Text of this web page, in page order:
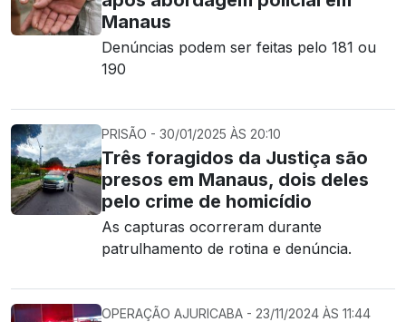
Manaus
Denúncias podem ser feitas pelo 181 ou
190
PRISÃO - 30/01/2025 ÀS 20:10
Três foragidos da Justiça são
presos em Manaus, dois deles
pelo crime de homicídio
As capturas ocorreram durante
patrulhamento de rotina e denúncia.
OPERAÇÃO AJURICABA - 23/11/2024 ÀS 11:44